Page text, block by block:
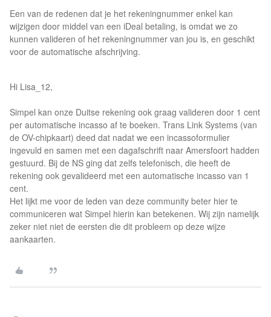
Een van de redenen dat je het rekeningnummer enkel kan
wijzigen door middel van een iDeal betaling, is omdat we zo
kunnen valideren of het rekeningnummer van jou is, en geschikt
voor de automatische afschrijving.
Hi Lisa_12,
Simpel kan onze Duitse rekening ook graag valideren door 1 cent
per automatische incasso af te boeken. Trans Link Systems (van
de OV-chipkaart) deed dat nadat we een incassoformulier
ingevuld en samen met een dagafschrift naar Amersfoort hadden
gestuurd. Bij de NS ging dat zelfs telefonisch, die heeft de
rekening ook gevalideerd met een automatische incasso van 1
cent.
Het lijkt me voor de leden van deze community beter hier te
communiceren wat Simpel hierin kan betekenen. Wij zijn namelijk
zeker niet niet de eersten die dit probleem op deze wijze
aankaarten.